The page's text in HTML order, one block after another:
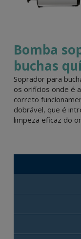
Bomba
buchas
Soprador para
os orifícios onde é
correto
dobrável, que é
limpeza eficaz do